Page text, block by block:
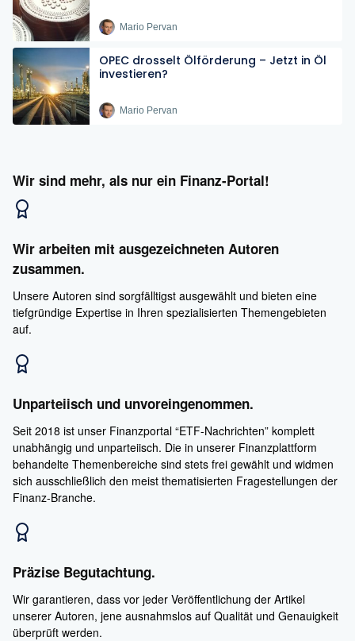
Mario Pervan
OPEC drosselt Ölförderung – Jetzt in Öl
investieren?
Mario Pervan
Wir sind mehr, als nur ein Finanz-Portal!
Wir arbeiten mit ausgezeichneten Autoren
zusammen.
Unsere Autoren sind sorgfälltigst ausgewählt und bieten eine
tiefgründige Expertise in Ihren spezialisierten Themengebieten
auf.
Unparteiisch und unvoreingenommen.
Seit 2018 ist unser Finanzportal “ETF-Nachrichten” komplett
unabhängig und unparteiisch. Die in unserer Finanzplattform
behandelte Themenbereiche sind stets frei gewählt und widmen
sich ausschließlich den meist thematisierten Fragestellungen der
Finanz-Branche.
Präzise Begutachtung.
Wir garantieren, dass vor jeder Veröffentlichung der Artikel
unserer Autoren, jene ausnahmslos auf Qualität und Genauigkeit
überprüft werden.